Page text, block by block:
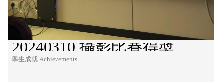
20240310 攝影比賽得奬
學生成就 Achievements